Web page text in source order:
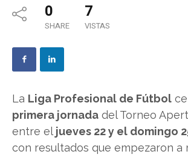
0
SHARE
7
VISTAS
La Liga Profesional de Fútbol
primera jornada del Torneo
entre el jueves 22 y el domingo
con resultados que empezaron a